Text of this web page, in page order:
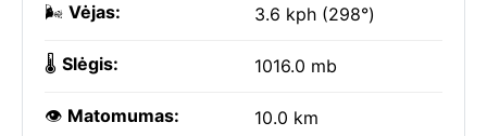
🌬️ Vėjas: 3.6 kph (298°)
🌡️ Slėgis: 1016.0 mb
👁️ Matomumas: 10.0 km